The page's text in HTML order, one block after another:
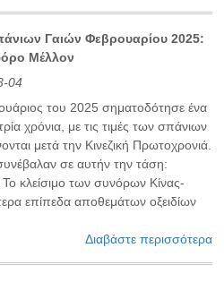
Γαιών Φεβρουαρίου 2025:
Μέλλον
04
του 2025 σηματοδότησε ένα
χρόνια, με τις τιμές των σπάνιων
μετά την Κινεζική Πρωτοχρονιά.
σε αυτήν την τάση:
κλείσιμο των συνόρων Κίνας-
επίπεδα αποθεμάτων οξειδίων
Διαβάστε περισσότερα